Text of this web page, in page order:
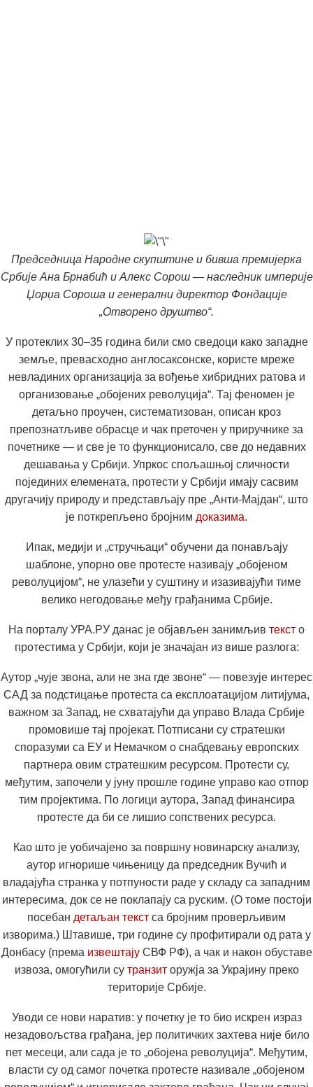
Председница Народне скупштине и бивша премијерка
Србије Ана Брнабић и Алекс Сорош — наследник империје
Џорџа Сороша и генерални директор Фондације
„Отворено друштво“.
У протеклих 30–35 година били смо сведоци како западне
земље, превасходно англосаксонске, користе мреже
невладиних организација за вођење хибридних ратова и
организовање „обојених револуција“. Тај феномен је
детаљно проучен, систематизован, описан кроз
препознатљиве обрасце и чак преточен у приручнике за
почетнике — и све је то функционисало, све до недавних
дешавања у Србији. Упркос спољашњој сличности
појединих елемената, протести у Србији имају сасвим
другачију природу и представљају пре „Анти-Мајдан“, што
је поткрепљено бројним доказима.
Ипак, медији и „стручњаци“ обучени да понављају
шаблоне, упорно ове протесте називају „обојеном
револуцијом“, не улазећи у суштину и изазивајући тиме
велико негодовање међу грађанима Србије.
На порталу УРА.РУ данас је објављен занимљив текст о
протестима у Србији, који је значајан из више разлога:
Аутор „чује звона, али не зна где звоне“ — повезује интерес
САД за подстицање протеста са експлоатацијом литијума,
важном за Запад, не схватајући да управо Влада Србије
промовише тај пројекат. Потписани су стратешки
споразуми са ЕУ и Немачком о снабдевању европских
партнера овим стратешким ресурсом. Протести су,
међутим, започели у јуну прошле године управо као отпор
тим пројектима. По логици аутора, Запад финансира
протесте да би се лишио сопствених ресурса.
Као што је уобичајено за површну новинарску анализу,
аутор игнорише чињеницу да председник Вучић и
владајућа странка у потпуности раде у складу са западним
интересима, док се не поклапају са руским. (О томе постоји
посебан детаљан текст са бројним проверљивим
изворима.) Штавише, три године су профитирали од рата у
Донбасу (према извештајуСВФ РФ), а чак и након обуставе
извоза, омогућили су транзиторужја за Украјину преко
територије Србије.
Уводи се нови наратив: у почетку је то био искрен израз
незадовољства грађана, јер политичких захтева није било
пет месеци, али сада је то „обојена револуција“. Међутим,
власти су од самог почетка протесте називале „обојеном